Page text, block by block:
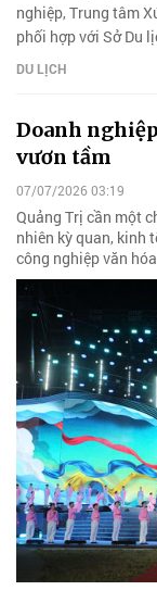
nghiệp, Trung tâm
phối hợp với Sở Du
nghiệp và Chính
DU LỊCH
Doanh
vươn tầm
07/07/2026 03:19
Quảng Trị cần một
nhiên kỳ quan, kinh
công nghiệp văn